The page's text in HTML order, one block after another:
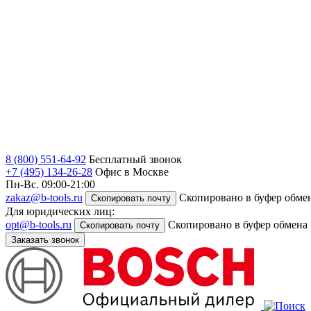
8 (800) 551-64-92 Бесплатный звонок
+7 (495) 134-26-28 Офис в Москве
Пн-Вс. 09:00-21:00
zakaz@b-tools.ru
Скопировать почту
Скопировано в буфер
Для юридических лиц:
opt@b-tools.ru
Скопировать почту Скопировано в буфер обмена
Заказать звонок